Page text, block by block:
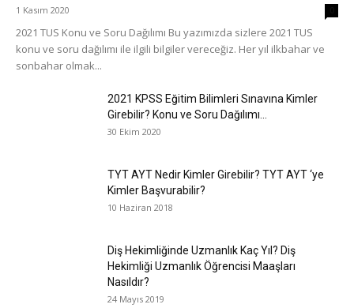
1 Kasım 2020
2021 TUS Konu ve Soru Dağılımı Bu yazımızda sizlere 2021 TUS
konu ve soru dağılımı ile ilgili bilgiler vereceğiz. Her yıl ilkbahar ve
sonbahar olmak...
2021 KPSS Eğitim Bilimleri Sınavına Kimler
Girebilir? Konu ve Soru Dağılımı...
30 Ekim 2020
TYT AYT Nedir Kimler Girebilir? TYT AYT ‘ye
Kimler Başvurabilir?
10 Haziran 2018
Diş Hekimliğinde Uzmanlık Kaç Yıl? Diş
Hekimliği Uzmanlık Öğrencisi Maaşları
Nasıldır?
24 Mayıs 2019